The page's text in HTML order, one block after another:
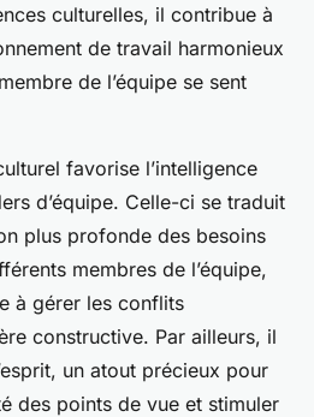
culturelles, il contribue à
de travail harmonieux
de l’équipe se sent
favorise l’intelligence
d’équipe. Celle-ci se traduit
plus profonde des besoins
membres de l’équipe,
à gérer les conflits
constructive. Par ailleurs, il
un atout précieux pour
des points de vue et stimuler